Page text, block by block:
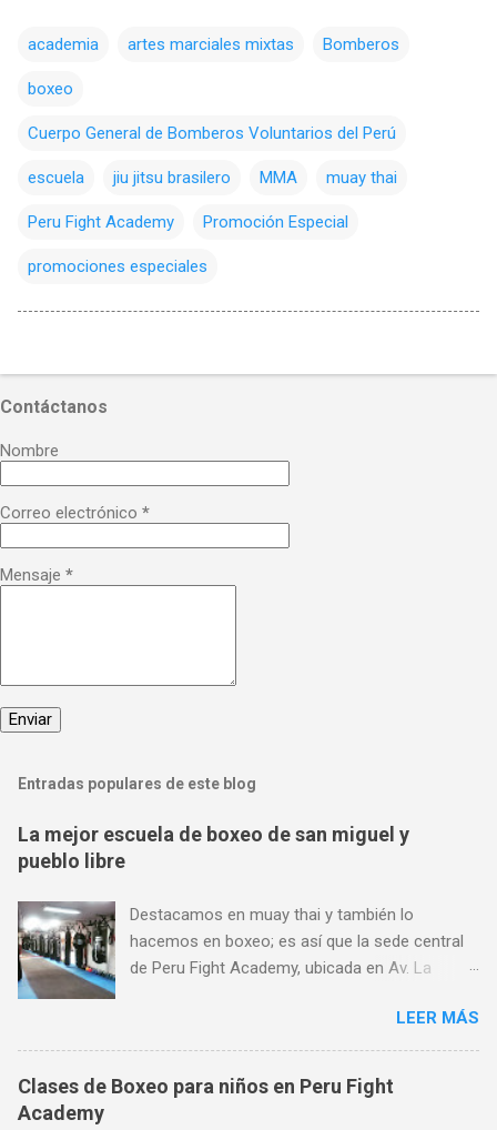
academia artes marciales mixtas Bomberos
boxeo
Cuerpo General de Bomberos Voluntarios del Perú
escuela jiu jitsu brasilero MMA muay thai
Peru Fight Academy Promoción Especial
promociones especiales
Contáctanos
Nombre
Correo electrónico *
Mensaje *
Entradas populares de este blog
La mejor escuela de boxeo de san miguel y
pueblo libre
Destacamos en muay thai y también lo
hacemos en boxeo; es así que la sede central
de Peru Fight Academy, ubicada en Av. La
lugar para aprender boxeo de San Miguel,
Pueblo Libre y Jesús María; y todo ello gracias
a su preferencia. Encuéntranos en Av. La
Marina 1368 (a pocas cuadras de Plaza San
LEER MÁS
Clases de Boxeo para niños en Peru Fight
Academy